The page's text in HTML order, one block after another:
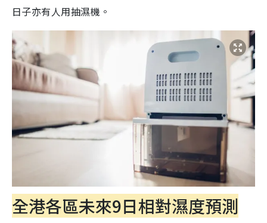
日子亦有人用抽濕機。
全港各區未來9日相對濕度預測